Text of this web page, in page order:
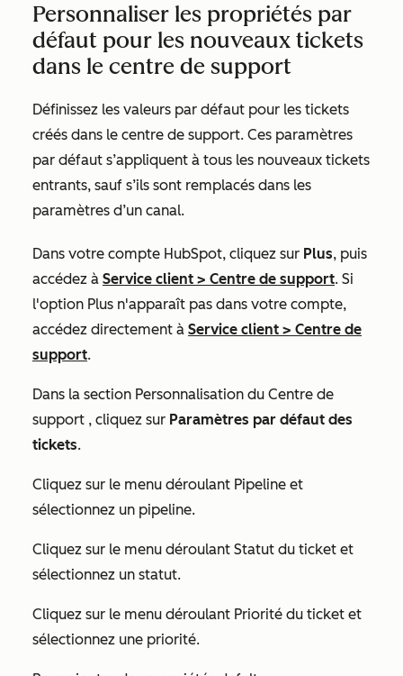
Personnaliser les propriétés par
défaut pour les nouveaux tickets
dans le centre de support
Définissez les valeurs par défaut pour les tickets
créés dans le centre de support. Ces paramètres
par défaut s’appliquent à tous les nouveaux tickets
entrants, sauf s’ils sont remplacés dans les
paramètres d’un canal.
Dans votre compte HubSpot, cliquez sur Plus, puis
accédez à Service client > Centre de support. Si
l'option Plus n'apparaît pas dans votre compte,
accédez directement à Service client > Centre de
support.
Dans la section Personnalisation du Centre de
support , cliquez sur Paramètres par défaut des
tickets.
Cliquez sur le menu déroulant Pipeline et
sélectionnez un pipeline.
Cliquez sur le menu déroulant Statut du ticket et
sélectionnez un statut.
Cliquez sur le menu déroulant Priorité du ticket et
sélectionnez une priorité.